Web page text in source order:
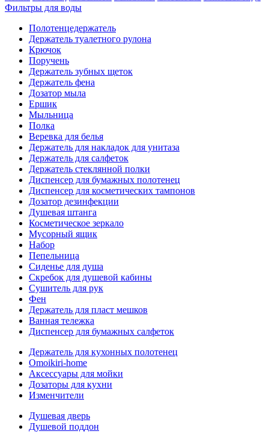
Фильтры для воды
Полотенцедержатель
Держатель туалетного рулона
Крючок
Поручень
Держатель зубных щеток
Держатель фена
Дозатор мыла
Eршик
Мыльница
Полка
Веревка для белья
Держатель для накладок для унитаза
Держатель для салфеток
Держатель стеклянной полки
Диспенсер для бумажных полотенец
Диспенсер для косметических тампонов
Дозатор дезинфекции
Душевая штанга
Косметическое зеркало
Мусорный ящик
Набор
Пепельница
Сиденье для душа
Скребок для душевой кабины
Сушитель для рук
Фен
Держатель для пласт мешков
Ванная тележка
Диспенсер для бумажных салфеток
Держатель для кухонных полотенец
Omoikiri-home
Аксессуары для мойки
Дозаторы для кухни
Изменчители
Душевая дверь
Душевой поддон